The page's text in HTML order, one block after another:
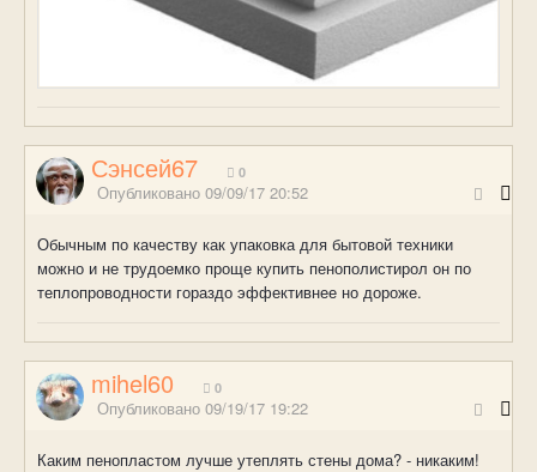
Сэнсей67 0
Опубликовано 09/09/17 20:52
Обычным по качеству как упаковка для бытовой техники
можно и не трудоемко проще купить пенополистирол он по
теплопроводности гораздо эффективнее но дороже.
mihel60 0
Опубликовано 09/19/17 19:22
Каким пенопластом лучше утеплять стены дома? - никаким!